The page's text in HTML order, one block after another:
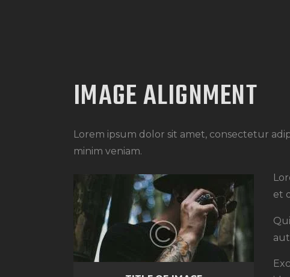
IMAGE ALIGNMENT
Lorem ipsum dolor sit amet, consectetur
minim veniam.
et